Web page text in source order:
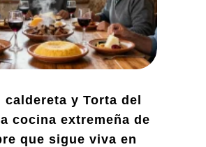
caldereta y Torta del
cocina extremeña de
que sigue viva en